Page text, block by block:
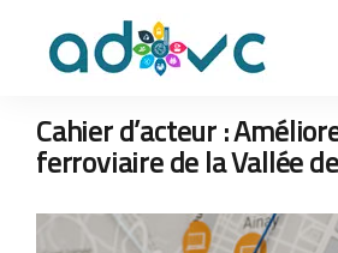
Cahier d’acteur :
ferroviaire de la Vallée